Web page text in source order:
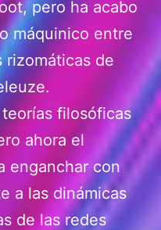
pero ha acabo
máquinico entre
rizomáticas de
filosóficas
ahora el
enganchar con
a las dinámicas
de las redes